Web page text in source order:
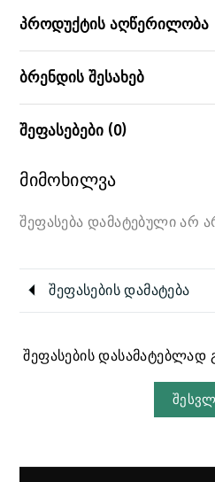
პროდუქტის აღწერილობა
ბრენდის შესახებ
შეფასებები (0)
მიმოხილვა
შეფასება დამატებული არ
შეფასების დამატება
შეფასების დასამატებლად